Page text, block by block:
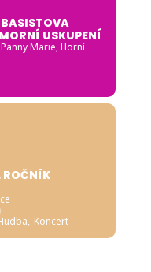
USKUPENÍ
Marie, Horní